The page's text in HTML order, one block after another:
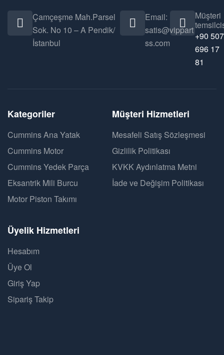
Çamçeşme Mah.Parsel
Sok. No 10 – A Pendik/
İstanbul
Email:
satis@vippart
ss.com
Müşteri
+90 507
696 17
81
Kategoriler
Cummins Ana Yatak
Cummins Motor
Cummins Yedek Parça
Eksantrik Mili Burcu
Motor Piston Takımı
Müşteri Hizmetleri
Mesafeli Satış Sözleşmesi
Gizlilik Politikası
KVKK Aydınlatma Metni
İade ve Değişim Politikası
Üyelik Hizmetleri
Hesabım
Üye Ol
Giriş Yap
Sipariş Takip